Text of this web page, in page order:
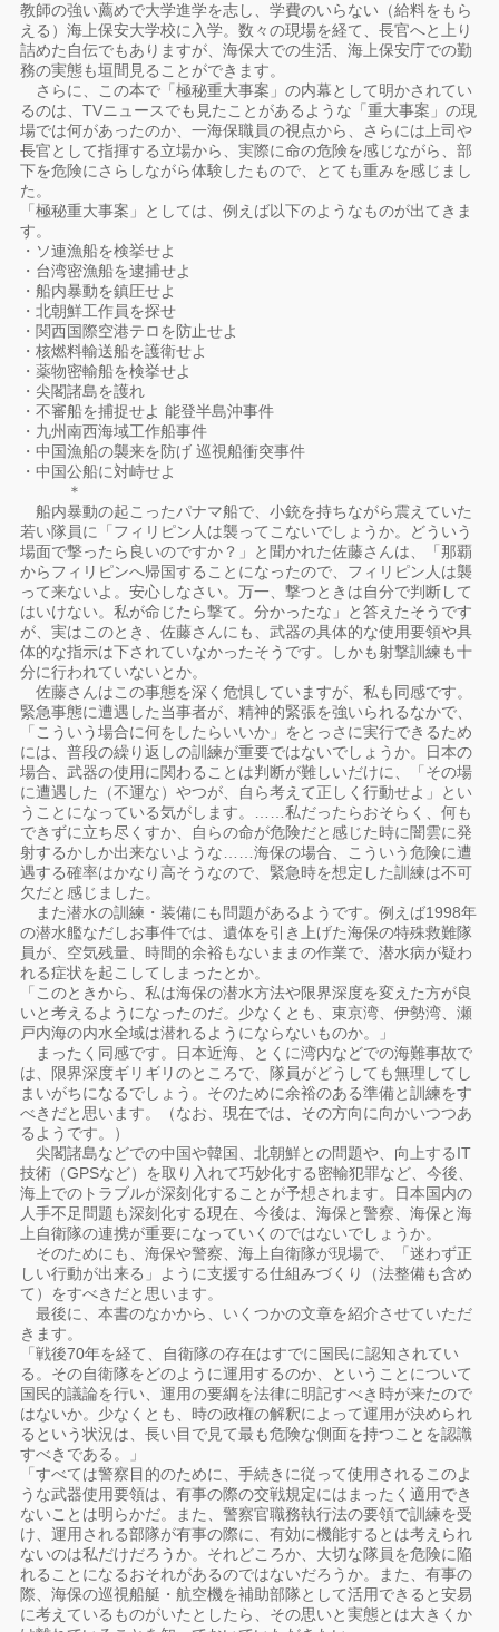
教師の強い薦めで大学進学を志し、学費のいらない（給料をもら
える）海上保安大学校に入学。数々の現場を経て、長官へと上り
詰めた自伝でもありますが、海保大での生活、海上保安庁での勤
務の実態も垣間見ることができます。
さらに、この本で「極秘重大事案」の内幕として明かされてい
るのは、TVニュースでも見たことがあるような「重大事案」の現
場では何があったのか、一海保職員の視点から、さらには上司や
長官として指揮する立場から、実際に命の危険を感じながら、部
下を危険にさらしながら体験したもので、とても重みを感じまし
た。
「極秘重大事案」としては、例えば以下のようなものが出てきま
す。
・ソ連漁船を検挙せよ
・台湾密漁船を逮捕せよ
・船内暴動を鎮圧せよ
・北朝鮮工作員を探せ
・関西国際空港テロを防止せよ
・核燃料輸送船を護衛せよ
・薬物密輸船を検挙せよ
・尖閣諸島を護れ
・不審船を捕捉せよ 能登半島沖事件
・九州南西海域工作船事件
・中国漁船の襲来を防げ 巡視船衝突事件
・中国公船に対峙せよ
＊
船内暴動の起こったパナマ船で、小銃を持ちながら震えていた
若い隊員に「フィリピン人は襲ってこないでしょうか。どういう
場面で撃ったら良いのですか？」と聞かれた佐藤さんは、「那覇
からフィリピンへ帰国することになったので、フィリピン人は襲
って来ないよ。安心しなさい。万一、撃つときは自分で判断して
はいけない。私が命じたら撃て。分かったな」と答えたそうです
が、実はこのとき、佐藤さんにも、武器の具体的な使用要領や具
体的な指示は下されていなかったそうです。しかも射撃訓練も十
分に行われていないとか。
佐藤さんはこの事態を深く危惧していますが、私も同感です。
緊急事態に遭遇した当事者が、精神的緊張を強いられるなかで、
「こういう場合に何をしたらいいか」をとっさに実行できるため
には、普段の繰り返しの訓練が重要ではないでしょうか。日本の
場合、武器の使用に関わることは判断が難しいだけに、「その場
に遭遇した（不運な）やつが、自ら考えて正しく行動せよ」とい
うことになっている気がします。……私だったらおそらく、何も
できずに立ち尽くすか、自らの命が危険だと感じた時に闇雲に発
射するかしか出来ないような……海保の場合、こういう危険に遭
遇する確率はかなり高そうなので、緊急時を想定した訓練は不可
欠だと感じました。
また潜水の訓練・装備にも問題があるようです。例えば1998年
の潜水艦なだしお事件では、遺体を引き上げた海保の特殊救難隊
員が、空気残量、時間的余裕もないままの作業で、潜水病が疑わ
れる症状を起こしてしまったとか。
「このときから、私は海保の潜水方法や限界深度を変えた方が良
いと考えるようになったのだ。少なくとも、東京湾、伊勢湾、瀬
戸内海の内水全域は潜れるようにならないものか。」
まったく同感です。日本近海、とくに湾内などでの海難事故で
は、限界深度ギリギリのところで、隊員がどうしても無理してし
まいがちになるでしょう。そのために余裕のある準備と訓練をす
べきだと思います。（なお、現在では、その方向に向かいつつあ
るようです。）
尖閣諸島などでの中国や韓国、北朝鮮との問題や、向上するIT
技術（GPSなど）を取り入れて巧妙化する密輸犯罪など、今後、
海上でのトラブルが深刻化することが予想されます。日本国内の
人手不足問題も深刻化する現在、今後は、海保と警察、海保と海
上自衛隊の連携が重要になっていくのではないでしょうか。
そのためにも、海保や警察、海上自衛隊が現場で、「迷わず正
しい行動が出来る」ように支援する仕組みづくり（法整備も含め
て）をすべきだと思います。
最後に、本書のなかから、いくつかの文章を紹介させていただ
きます。
「戦後70年を経て、自衛隊の存在はすでに国民に認知されてい
る。その自衛隊をどのように運用するのか、ということについて
国民的議論を行い、運用の要綱を法律に明記すべき時が来たので
はないか。少なくとも、時の政権の解釈によって運用が決められ
るという状況は、長い目で見て最も危険な側面を持つことを認識
すべきである。」
「すべては警察目的のために、手続きに従って使用されるこのよ
うな武器使用要領は、有事の際の交戦規定にはまったく適用でき
ないことは明らかだ。また、警察官職務執行法の要領で訓練を受
け、運用される部隊が有事の際に、有効に機能するとは考えられ
ないのは私だけだろうか。それどころか、大切な隊員を危険に陥
れることになるおそれがあるのではないだろうか。また、有事の
際、海保の巡視船艇・航空機を補助部隊として活用できると安易
に考えているものがいたとしたら、その思いと実態とは大きくか